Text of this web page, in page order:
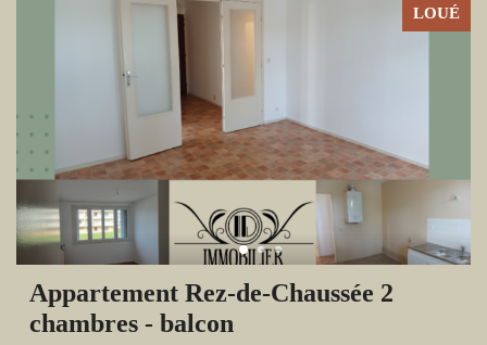
LOUÉ
Appartement Rez-de-Chaussée 2
chambres - balcon